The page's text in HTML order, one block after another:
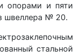
опорами и пяти
швеллера № 20.
стальной